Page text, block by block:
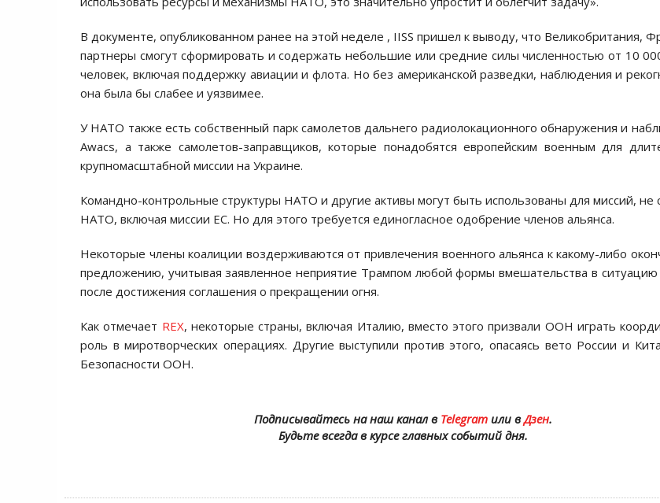
В документе, опубликованном ранее на этой неделе , IISS пришел к выводу, что Великобритания,
партнеры смогут сформировать и содержать небольшие или средние силы численностью от 10
человек, включая поддержку авиации и флота. Но без американской разведки, наблюдения и
она была бы слабее и уязвимее.
У НАТО также есть собственный парк самолетов дальнего радиолокационного обнаружения и
Awacs, а также самолетов-заправщиков, которые понадобятся европейским военным для
крупномасштабной миссии на Украине.
Командно-контрольные структуры НАТО и другие активы могут быть использованы для миссий, не
НАТО, включая миссии ЕС. Но для этого требуется единогласное одобрение членов альянса.
Некоторые члены коалиции воздерживаются от привлечения военного альянса к какому-либо
предложению, учитывая заявленное неприятие Трампом любой формы вмешательства в ситуацию
после достижения соглашения о прекращении огня.
Как отмечает REX, некоторые страны, включая Италию, вместо этого призвали ООН играть
роль в миротворческих операциях. Другие выступили против этого, опасаясь вето России и
Безопасности ООН.
Подписывайтесь на наш канал в Telegramили вДзен.
Будьте всегда в курсе главных событий дня.